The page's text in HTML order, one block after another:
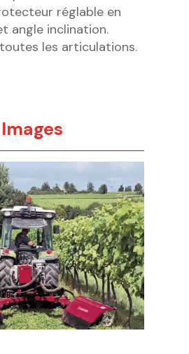
réglable en
angle inclination.
les articulations.
Images